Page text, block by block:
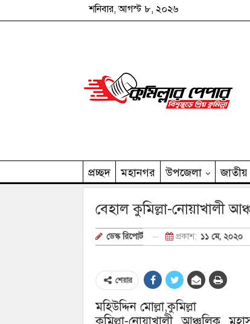
শনিবার, আগস্ট ৮, ২০২৬
প্রচ্ছদ মহানগর উপজেলা জাতীয়
বেহাল কুমিল্লা-নোয়াখালী
ডেস্ক রিপোর্ট প্রকাশ: ১১ মে, ২০২০
শেয়ার
মহিউদ্দিন মোল্লা,কুমিল্লা